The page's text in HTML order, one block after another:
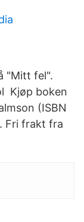
"Mitt fel".
Kjøp boken
(ISBN
Fri frakt fra